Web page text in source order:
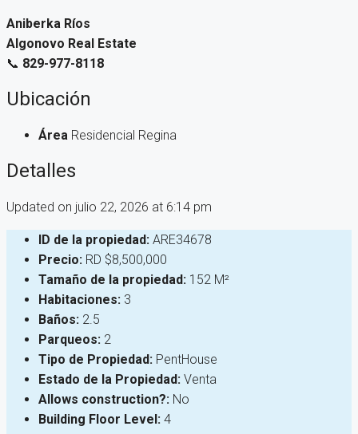
Aniberka Ríos
Algonovo Real Estate
📞 829-977-8118
Ubicación
Área Residencial Regina
Detalles
Updated on julio 22, 2026 at 6:14 pm
ID de la propiedad: ARE34678
Precio: RD $8,500,000
Tamaño de la propiedad: 152 M²
Habitaciones: 3
Baños: 2.5
Parqueos: 2
Tipo de Propiedad: PentHouse
Estado de la Propiedad: Venta
Allows construction?: No
Building Floor Level: 4